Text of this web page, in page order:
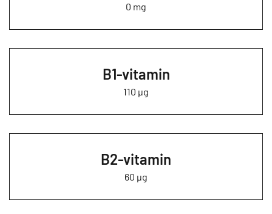
0 mg
B1-vitamin
110 µg
B2-vitamin
60 µg